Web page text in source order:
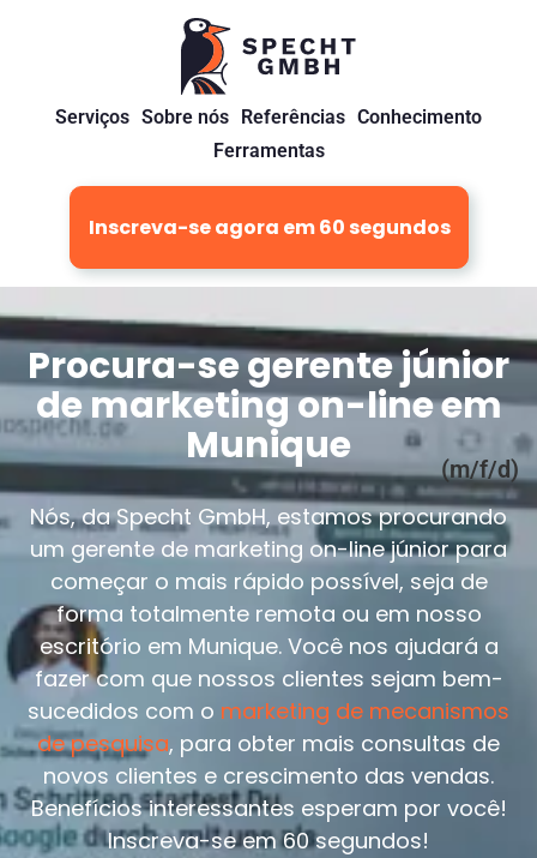
Serviços Sobre nós Referências Conhecimento
Ferramentas
Inscreva-se agora em 60 segundos
Procura-se gerente júnior
de marketing on-line em
Munique (m/f/d)
Nós, da Specht GmbH, estamos procurando
um gerente de marketing on-line júnior para
começar o mais rápido possível, seja de
forma totalmente remota ou em nosso
escritório em Munique. Você nos ajudará a
fazer com que nossos clientes sejam bem-
sucedidos com o marketing de mecanismos
de pesquisa, para obter mais consultas de
novos clientes e crescimento das vendas.
Benefícios interessantes esperam por você!
Inscreva-se em 60 segundos!